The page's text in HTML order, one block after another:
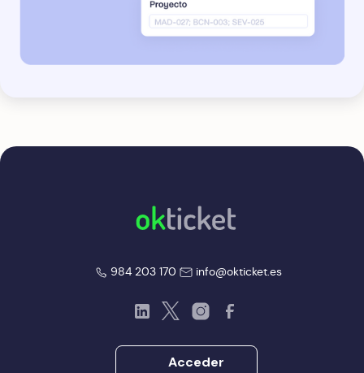
okticket
984 203 170 info@okticket.es
LinkedInTwitterInstagramFacebook
Acceder